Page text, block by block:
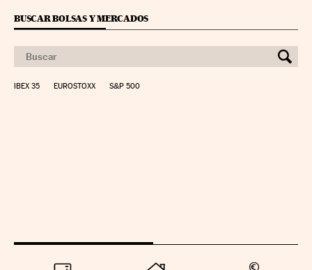
BUSCAR BOLSAS Y MERCADOS
IBEX 35 EUROSTOXX S&P 500